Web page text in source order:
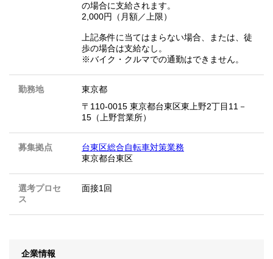
の場合に支給されます。
2,000円（月額／上限）
上記条件に当てはまらない場合、または、徒
歩の場合は支給なし。
※バイク・クルマでの通勤はできません。
勤務地
東京都
〒110-0015 東京都台東区東上野2丁目11－
15（上野営業所）
募集拠点
台東区総合自転車対策業務
東京都台東区
選考プロセ
ス
面接1回
企業情報